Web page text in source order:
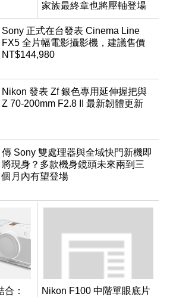
家族最終章也將壓軸登場
Sony 正式在台發表 Cinema Line
FX5 全片幅電影攝影機，建議售價
NT$144,980
Nikon 發表 Zf 銀色專用延伸握把與
Z 70-200mm F2.8 II 最新韌體更新
傳 Sony 雙處理器與全域快門新機即
將現身？多款機身鏡頭未來兩到三
個月內有望登場
：
Nikon F100 中階單眼底片